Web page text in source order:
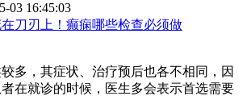
03 16:45:03
刀刃上！癫痫哪些检查必须做
多，其症状、治疗预后也各不相同，因
在就诊的时候，医生多会表示首选需要